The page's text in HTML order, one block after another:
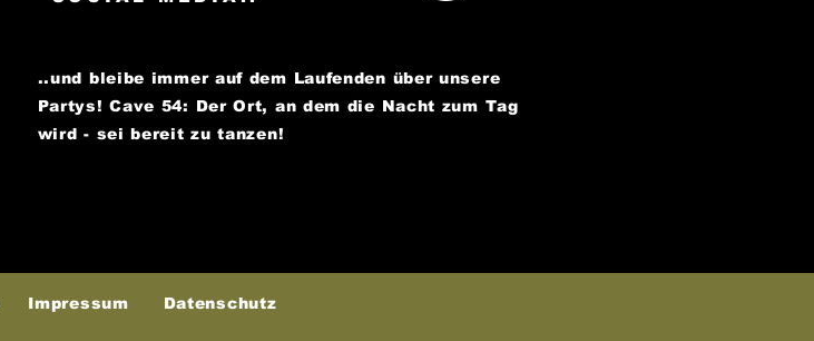
..und bleibe immer auf dem Laufenden über unsere
Partys!Cave 54: Der Ort, an dem die Nacht zum Tag
wird - sei bereit zu tanzen!
Impressum Datenschutz